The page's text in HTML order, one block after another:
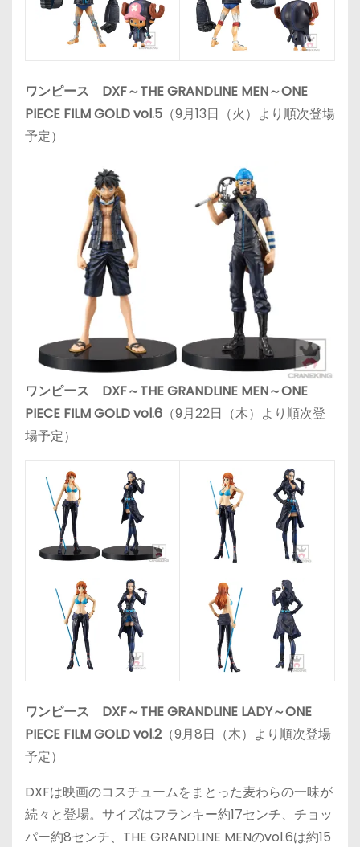
ワンピース DXF～THE GRANDLINE MEN～ONE
PIECE FILM GOLD vol.5 （9月13日（火）より順次登場
予定）
ワンピース DXF～THE GRANDLINE MEN～ONE
PIECE FILM GOLD vol.6 （9月22日（木）より順次登
場予定）
ワンピース DXF～THE GRANDLINE LADY～ONE
PIECE FILM GOLD vol.2（9月8日（木）より順次登場
予定）
DXFは映画のコスチュームをまとった麦わらの一味が
続々と登場。サイズはフランキー約17センチ、チョッ
パー約8センチ、THE GRANDLINE MENのvol.6は約15